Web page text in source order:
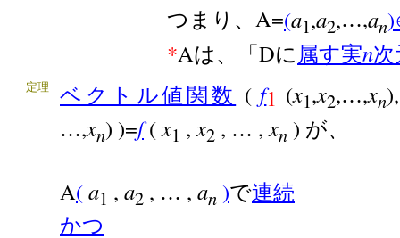
つまり、 A=(a1,a2,…,an)
*Aは、「Dに 属す実n
定理 ベクトル値関数 ( f1 (x1,x2,…,xn
…,xn) )=f (x1 ,x2 , … ,xn ) が、
A(a1 , a2 , … , an )で連続
かつ